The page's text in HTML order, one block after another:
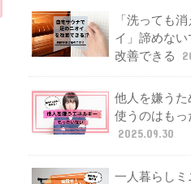
「洗っても
イ」諦めな
改善できる
他人を嫌う
使うのはもっ
2025.09.30
一人暮らし